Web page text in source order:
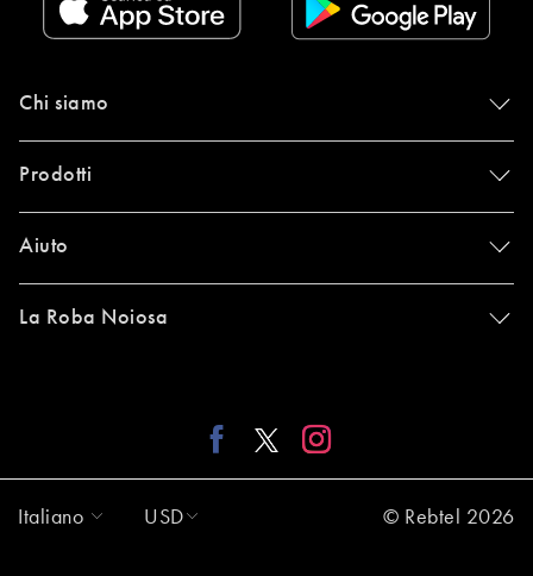
Chi siamo
Prodotti
Aiuto
La Roba Noiosa
Italiano USD © Rebtel 2026